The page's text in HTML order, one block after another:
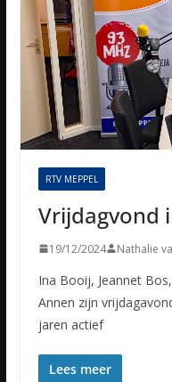
RTV MEPPEL
Vrijdagvond
19/12/2024 Nathalie
Ina Booij, Jeannet
Annen zijn
jaren actief
Lees meer